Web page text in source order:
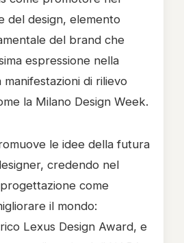
del design, elemento
del brand che
espressione nella
di rilievo
la Milano Design Week.
le idee della futura
credendo nel
come
il mondo:
Lexus Design Award, e